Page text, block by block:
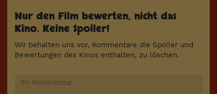
Nur den Film bewerten, nicht das
Kino. Keine Spoiler!
Wir behalten uns vor, Kommentare die Spoiler und
Bewertungen des Kinos enthalten, zu löschen.